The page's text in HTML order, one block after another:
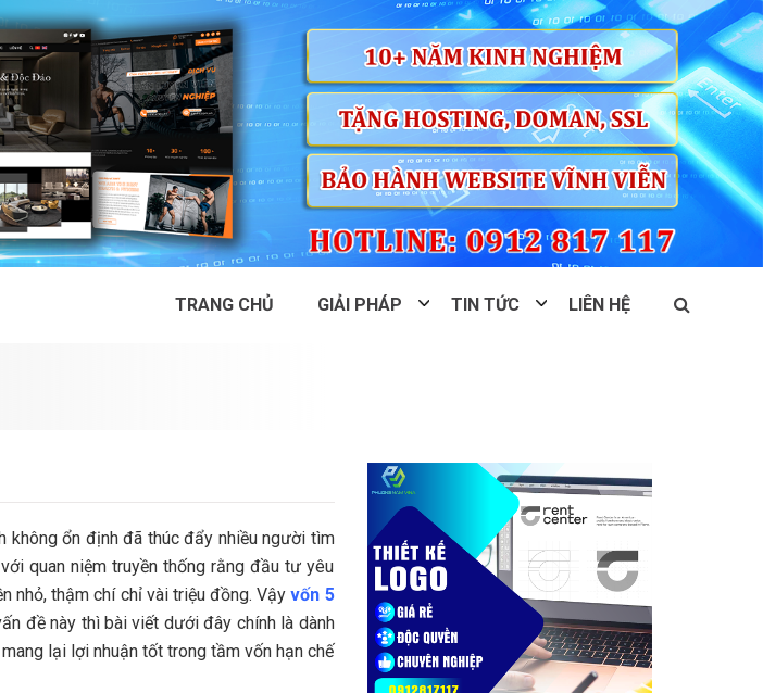
TRANG CHỦ GIẢI PHÁP TIN TỨC LIÊN HỆ
không ổn định đã thúc đẩy nhiều người tìm
quan niệm truyền thống rằng đầu tư yêu
nhỏ, thậm chí chỉ vài triệu đồng. Vậyvốn 5
đề này thì bài viết dưới đây chính là dành
lại lợi nhuận tốt trong tầm vốn hạn chế